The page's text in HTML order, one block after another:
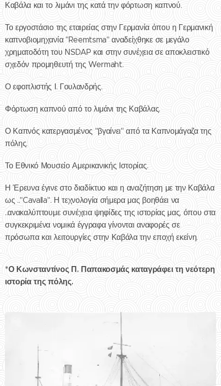
Καβάλα και το λιμάνι της κατά την φόρτωση καπνού.
Το εργοστάσιο της εταιρείας στην Γερμανία όπου η Γερμανική
καπνοβιομηχανία "Reemtsma" αναδείχθηκε σε μεγάλο
χρηματοδότη του ΝSDAP και στην συνέχεια σε αποκλειστικό
σχεδόν προμηθευτή της Wermaht.
Ο εφοπλιστής Ι. Γουλανδρής.
Φόρτωση καπνού από το λιμάνι της Καβάλας.
Ο Καπνός κατεργασμένος "βγαίνει" από τα Καπνομάγαζα της
πόλης.
Το Εθνικό Μουσείο Αμερικανικής Ιστορίας.
Η Έρευνα έγινε στο διαδίκτυο και η αναζήτηση με την Καβάλα
ως .."Cavalla". Η τεχνολογία σήμερα μας βοηθάει να
..ανακαλύπτουμε συνέχεια ψηφίδες της ιστορίας μας, όπου στα
συγκεκριμένα νομικά έγγραφα γίνονται αναφορές σε
πρόσωπα και λειτουργίες στην Καβάλα την εποχή εκείνη.
*Ο Κωνσταντίνος Π. Παπακοσμάς καταγράφει τη νεότερη
ιστορία της πόλης.